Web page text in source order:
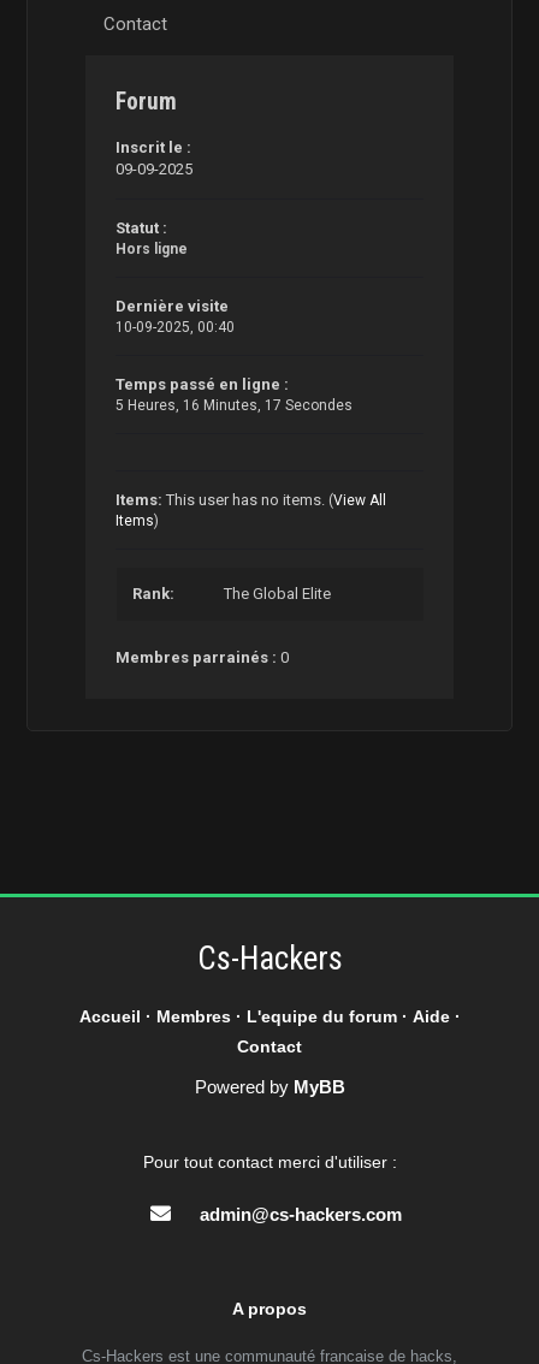
Contact
Forum
Inscrit le :
09-09-2025
Statut :
Hors ligne
Dernière visite
10-09-2025, 00:40
Temps passé en ligne :
5 Heures, 16 Minutes, 17 Secondes
Items: This user has no items. (View All
Items)
Rank: The Global Elite
Membres parrainés :0
Cs-Hackers
Accueil · Membres· L'equipe du forum· Aide·
Contact
Powered by MyBB
Pour tout contact merci d'utiliser :
admin@cs-hackers.com
A propos
Cs-Hackers est une communauté francaise de hacks,